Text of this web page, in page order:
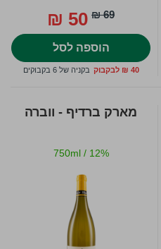
69 ₪
50 ₪
הוספה לסל
40 ₪ לבקבוק בקניה של 6 בקבוקים
מארק ברדיף - ווברה
750ml / 12%